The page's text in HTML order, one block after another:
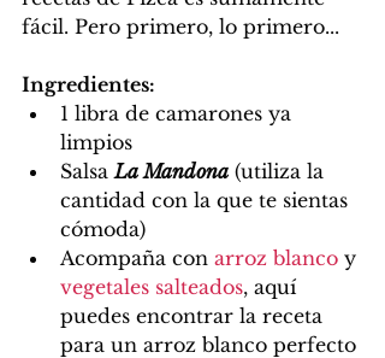
fácil. Pero primero, lo primero...
Ingredientes:
1 libra de camarones ya
limpios
Salsa La Mandona (utiliza la
cantidad con la que te sientas
cómoda)
Acompaña con arroz blanco y
vegetales salteados, aquí
puedes encontrar la receta
para un arroz blanco perfecto